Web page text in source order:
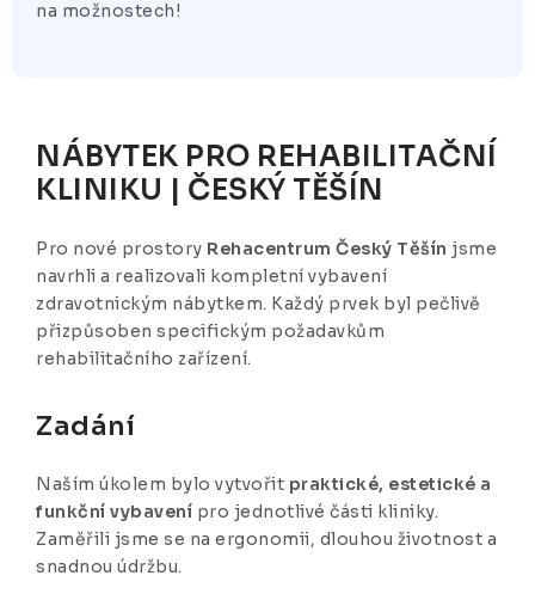
na možnostech!
NÁBYTEK PRO REHABILITAČNÍ
KLINIKU | ČESKÝ TĚŠÍN
Pro nové prostory Rehacentrum Český Těšín jsme
navrhli a realizovali kompletní vybavení
zdravotnickým nábytkem. Každý prvek byl pečlivě
přizpůsoben specifickým požadavkům
rehabilitačního zařízení.
Zadání
Naším úkolem bylo vytvořit praktické, estetické a
funkční vybavení pro jednotlivé části kliniky.
Zaměřili jsme se na ergonomii, dlouhou životnost a
snadnou údržbu.